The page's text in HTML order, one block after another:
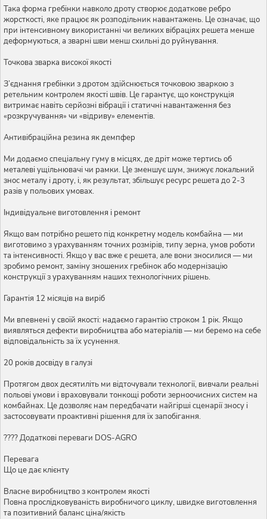
Така форма гребінки навколо дроту створює додаткове ребро
жорсткості, яке працює як розподільник навантажень. Це означає, що
при інтенсивному використанні чи великих вібраціях решета менше
деформуються, а зварні шви менш схильні до руйнування.
Точкова зварка високої якості
З’єднання гребінки з дротом здійснюється точковою зваркою з
ретельним контролем якості швів. Це гарантує, що конструкція
витримає навіть серйозні вібрації і статичні навантаження без
«розкручування» чи «відриву» елементів.
Антивібраційна резина як демпфер
Ми додаємо спеціальну гуму в місцях, де дріт може тертись об
металеві ущільнювачі чи рамки. Це зменшує шум, знижує локальний
знос металу і дроту, і, як результат, збільшує ресурс решета до 2-3
разів у польових умовах.
Індивідуальне виготовлення і ремонт
Якщо вам потрібно решето під конкретну модель комбайна — ми
виготовимо з урахуванням точних розмірів, типу зерна, умов роботи
та інтенсивності. Якщо у вас вже є решета, але вони зносилися — ми
зробимо ремонт, заміну зношених гребінок або модернізацію
конструкції з урахуванням наших технологічних рішень.
Гарантія 12 місяців на виріб
Ми впевнені у своїй якості: надаємо гарантію строком 1 рік. Якщо
виявляться дефекти виробництва або матеріалів — ми беремо на себе
відповідальність за їх усунення.
20 років досвіду в галузі
Протягом двох десятиліть ми відточували технології, вивчали реальні
польові умови і враховували тонкощі роботи зерноочисних систем на
комбайнах. Це дозволяє нам передбачати найгірші сценарії зносу і
застосовувати проактивні рішення для їх запобігання.
???? Додаткові переваги DOS-AGRO
Перевага
Що це дає клієнту
Власне виробництво з контролем якості
Повна прослідковуваність виробничого циклу, швидке виготовлення
та позитивний баланс ціна/якість